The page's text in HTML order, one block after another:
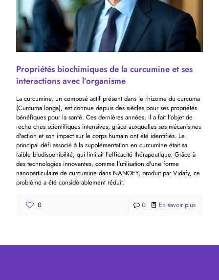
Propriétés biochimiques de la curcumine et ses
interactions avec l’organisme
La curcumine, un composé actif présent dans le rhizome du curcuma
(Curcuma longa), est connue depuis des siècles pour ses propriétés
bénéfiques pour la santé. Ces dernières années, il a fait l'objet de
recherches scientifiques intensives, grâce auxquelles ses mécanismes
d'action et son impact sur le corps humain ont été identifiés. Le
principal défi associé à la supplémentation en curcumine était sa
faible biodisponibilité, qui limitait l’efficacité thérapeutique. Grâce à
des technologies innovantes, comme l'utilisation d'une forme
nanoparticulaire de curcumine dans NANOFY, produit par Vidafy, ce
problème a été considérablement réduit.
0 0 En savoir plus